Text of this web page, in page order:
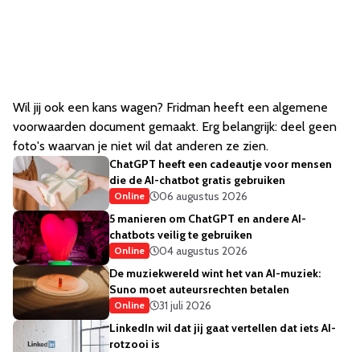
Wil jij ook een kans wagen? Fridman heeft een algemene
voorwaarden document gemaakt. Erg belangrijk: deel geen
foto's waarvan je niet wil dat anderen ze zien.
ChatGPT heeft een cadeautje voor mensen
die de AI-chatbot gratis gebruiken
Online
06 augustus 2026
5 manieren om ChatGPT en andere AI-
chatbots veilig te gebruiken
Online
04 augustus 2026
De muziekwereld wint het van AI-muziek:
Suno moet auteursrechten betalen
Online
31 juli 2026
LinkedIn wil dat jij gaat vertellen dat iets AI-
rotzooi is